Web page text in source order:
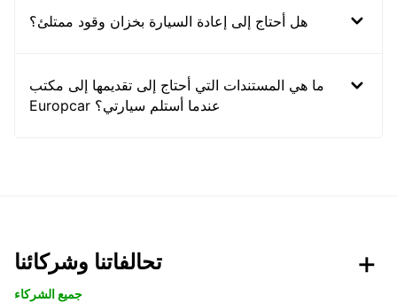
هل أحتاج إلى إعادة السيارة بخزان وقود ممتلئ؟
ما هي المستندات التي أحتاج إلى تقديمها إلى مكتب
Europcar عندما أستلم سيارتي؟
تحالفاتنا وشركائنا
جميع الشركاء